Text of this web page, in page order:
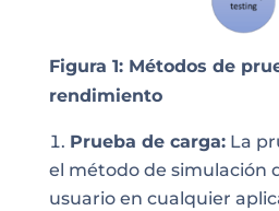
Figura 1: Métodos de
rendimiento
Prueba de carga:La
el método de simulación
usuario en cualquier